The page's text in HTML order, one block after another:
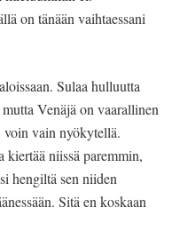
on tänään vaihtaessani
Sulaa hulluutta
Venäjä on vaarallinen
vain nyökytellä.
niissä paremmin,
hengiltä sen niiden
Sitä en koskaan